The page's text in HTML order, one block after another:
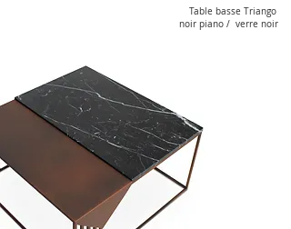
Table basse Triango
noir piano / verre noir